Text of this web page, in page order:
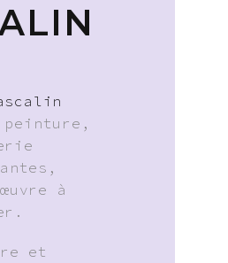
à
et